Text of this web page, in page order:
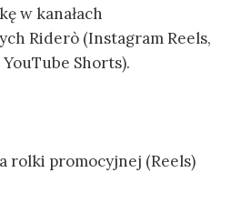
w kanałach
Riderò (Instagram Reels,
Shorts).
rolki promocyjnej (Reels)